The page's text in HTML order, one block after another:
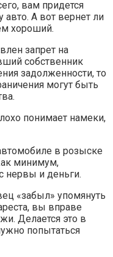
вам придется
А вот вернет ли
хороший.
запрет на
собственник
задолженности, то
могут быть
понимает намеки,
в розыске
минимум,
нервы и деньги.
«забыл» упомянуть
вы вправе
Делается это в
попытаться